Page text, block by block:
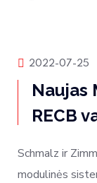
Rinkos
2022-07-25
Naujas
RECB
Schmalz ir
modulinės